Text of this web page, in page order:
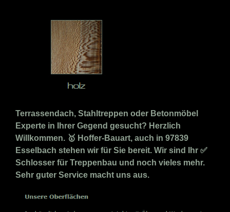
Terrassendach, Stahltreppen oder Betonmöbel
Experte in Ihrer Gegend gesucht? Herzlich
Willkommen. 🥇 Hoffer-Bauart, auch in 97839
Esselbach stehen wir für Sie bereit. Wir sind Ihr ✅
Schlosser für Treppenbau und noch vieles mehr.
Sehr guter Service macht uns aus.